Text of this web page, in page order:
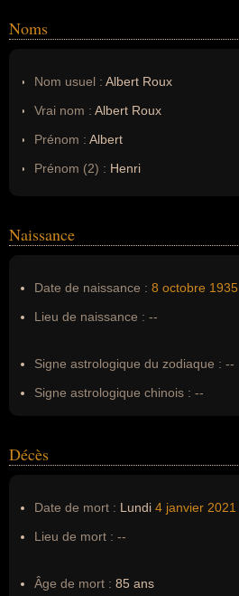
Noms
Nom usuel : Albert Roux
Vrai nom : Albert Roux
Prénom : Albert
Prénom (2) : Henri
Erreurs d'écriture : --
Naissance
Date de naissance : 8 octobre 1935
Lieu de naissance : --
Signe astrologique du zodiaque : --
Signe astrologique chinois : --
Décès
Date de mort : Lundi 4 janvier 2021
Lieu de mort : --
Âge de mort : 85 ans